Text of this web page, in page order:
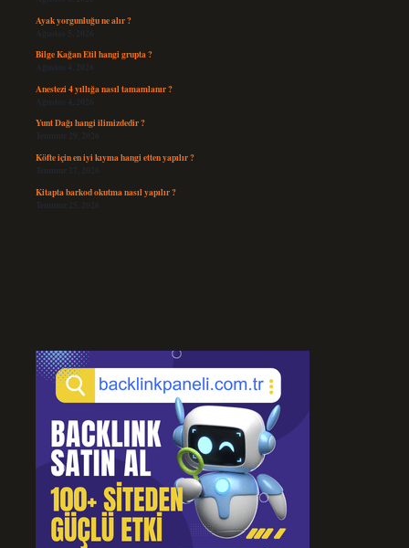
Ayak yorgunluğu ne alır ?
Ağustos 5, 2026
Bilge Kağan Etil hangi grupta ?
Ağustos 4, 2026
Anestezi 4 yıllığa nasıl tamamlanır ?
Ağustos 4, 2026
Yunt Dağı hangi ilimizdedir ?
Temmuz 29, 2026
Köfte için en iyi kıyma hangi etten yapılır ?
Temmuz 27, 2026
Kitapta barkod okutma nasıl yapılır ?
Temmuz 25, 2026